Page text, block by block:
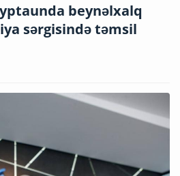
beynəlxalq
sərgisində təmsil